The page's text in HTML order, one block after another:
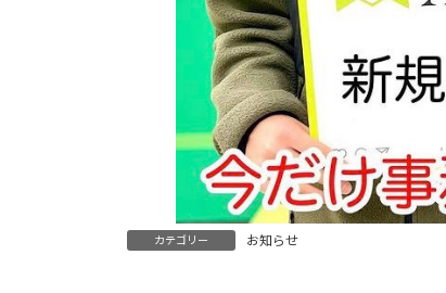
カテゴリー お知らせ